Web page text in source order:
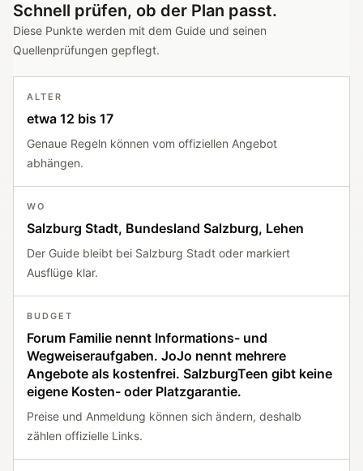
Schnell prüfen, ob der Plan passt.
Diese Punkte werden mit dem Guide und seinen
Quellenprüfungen gepflegt.
ALTER
etwa 12 bis 17
Genaue Regeln können vom offiziellen Angebot
abhängen.
WO
Salzburg Stadt, Bundesland Salzburg, Lehen
Der Guide bleibt bei Salzburg Stadt oder markiert
Ausflüge klar.
BUDGET
Forum Familie nennt Informations- und
Wegweiseraufgaben. JoJo nennt mehrere
Angebote als kostenfrei. SalzburgTeen gibt keine
eigene Kosten- oder Platzgarantie.
Preise und Anmeldung können sich ändern, deshalb
zählen offizielle Links.